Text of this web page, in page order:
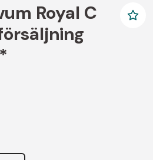
Royal C